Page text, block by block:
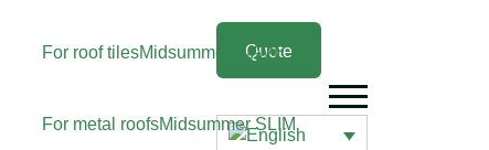
For roof tilesMidsummer WAVE
For metal roofsMidsummerSLIM
Quote